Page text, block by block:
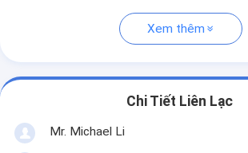
Xem thêm
Chi Tiết Liên Lạc
Mr. Michael Li